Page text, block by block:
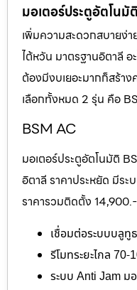
มอเตอร์ประตูอัตโนมั
เพิ่มความสะดวกสบายง่า
ไต้หวัน มาตรฐานอิตาลี อ
ต้องมีงบเยอะมากก็สร้าง
เลือกทั้งหมด 2 รุ่น คือ
BSM AC
มอเตอร์ประตูอัตโนมัติ
อิตาลี ราคาประหยัด มีร
ราคารวมติดตั้ง 14,900.-
เชื่อมต่อระบบบลูทู
รีโมทระยะไกล 70-
ระบบ Anti Jam ม